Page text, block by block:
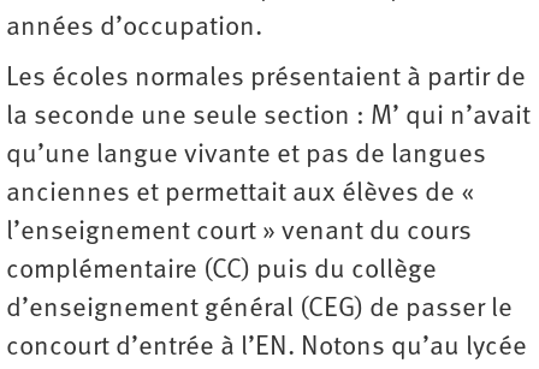
années d’occupation.
Les écoles normales présentaient à partir de
la seconde une seule section : M’ qui n’avait
qu’une langue vivante et pas de langues
anciennes et permettait aux élèves de «
l’enseignement court » venant du cours
complémentaire (CC) puis du collège
d’enseignement général (CEG) de passer le
concourt d’entrée à l’EN. Notons qu’au lycée